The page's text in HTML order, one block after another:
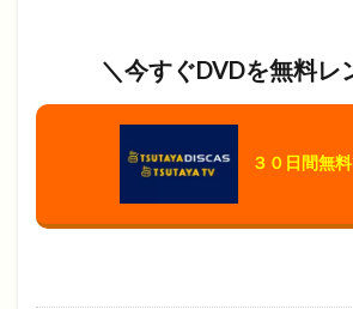
＼今すぐDVDを無料レ
３０日間無料